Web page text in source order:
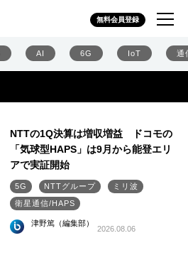
無料会員登録
AI 6G IoT 通
NTTの1Q決算は増収増益 ドコモの
「気球型HAPS」は9月から能登エリ
アで実証開始
5G NTTグループ
ミリ波
衛星通信/HAPS
津野篤（編集部）
2026.08.06